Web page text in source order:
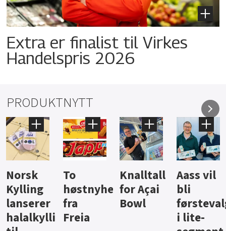
Extra er finalist til Virkes
Handelspris 2026
PRODUKTNYTT
Knalltall
for Açai
Bowl
Aass vil
bli
førstevalg
i lite-
Brus og
jus fra
Berentsen
Hard
iste fra
Hansa